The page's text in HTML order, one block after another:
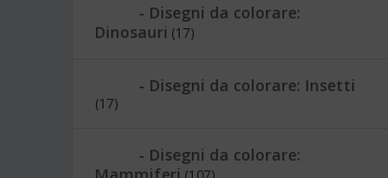
Disegni da colorare:
Dinosauri (17)
Disegni da colorare: Insetti
(17)
Disegni da colorare: